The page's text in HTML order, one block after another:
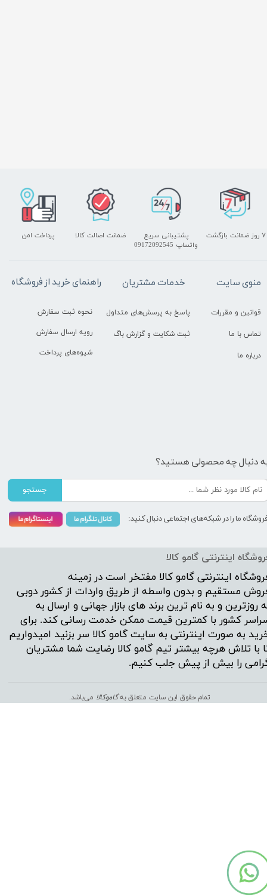
اینترنتی گامو کالا
اینترنتی گامو کالا مفتخر است در زمینه
مستقیم و بدون واسطه از طریق واردات از کشور دوبی
روزترین و به نام ترین برند های بازار جهانی و ارسال به
کشور با کمترین قیمت ممکن خدمت رسانی کند. برای
به صورت اینترنتی به سایت گامو کالا سر بزنید امیدواریم
با تلاش هرچه بیشتر تیم گامو کالا رضایت شما مشتریان
را بیش از پیش جلب کنیم.
تمام حقوق این سایت متعلق بهگاموکالا می‌باشد.
پشتیبانی سریع
واتساپ 09172092545
پرداخت امن ۷ روز ضمانت بازگشت ضمانت اصالت کالا
راهنمای خرید از فروشگاه
نحوه ثبت سفارش
رویه ارسال سفارش
شیوه‌های پرداخت
خدمات مشتریان
پاسخ به پرسش‌های متداول
ثبت شکایت و گزارش باگ
منوی سایت
قوانین و مقررات
تماس با ما
درباره ما
دنبال چه محصولی هستید؟
جستجو
ما را در شبکه‌های اجتماعی دنبال کنید: